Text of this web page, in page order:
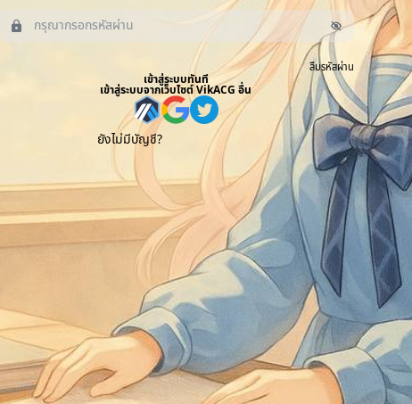
ลืมรหัสผ่าน
เข้าสู่ระบบทันที
เข้าสู่ระบบจากเว็บไซต์ VikACG อื่น
ยังไม่มีบัญชี? สมัครสมาชิกทันที